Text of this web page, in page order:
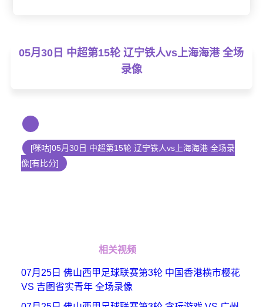
05月30日 中超第15轮 辽宁铁人vs上海海港 全场
录像
[咪咕]05月30日 中超第15轮 辽宁铁人vs上海海港 全场录
像[有比分]
相关视频
07月25日 佛山西甲足球联赛第3轮 中国香港横市樱花
VS 吉图省实青年 全场录像